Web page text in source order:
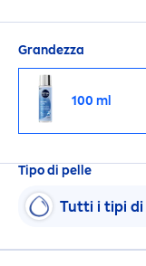
Grandezza
100 ml
Tipo di pelle
Tutti i tipi di